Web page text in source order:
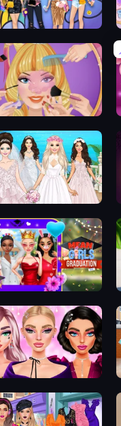
Girls Team Makeover
Makeover
Wedding
Girls Graduation Day
Makeup Trends